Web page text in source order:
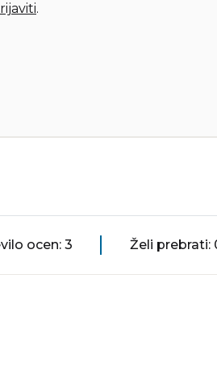
.
ocen: 3 Želi prebrati: